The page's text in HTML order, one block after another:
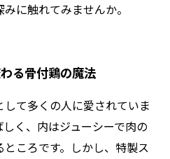
に触れてみませんか。
る骨付鶏の魔法
て多くの人に愛されていま
く、内はジューシーで肉の
ころです。しかし、特製ス